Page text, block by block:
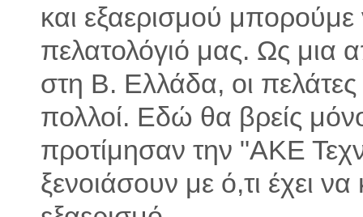
και εξαερισμού
πελατολόγιό μας. Ως μια
στη Β. Ελλάδα, οι
πολλοί. Εδώ θα βρείς
προτίμησαν την "ΑΚΕ
ξενοιάσουν με ό,τι έχει